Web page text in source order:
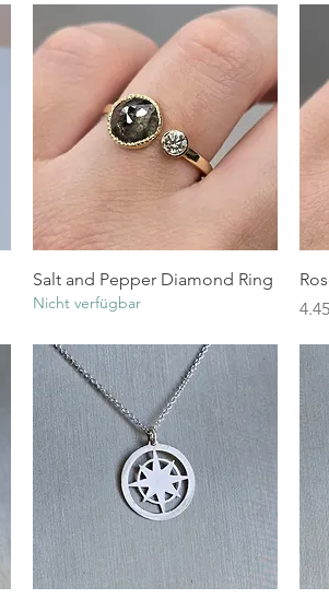
Schnellansicht
Salt and Pepper Diamond Ring
Nicht verfügbar